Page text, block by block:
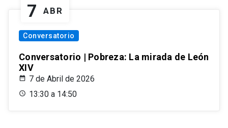
7 ABR
Conversatorio
Conversatorio | Pobreza: La mirada de León
XIV
7 de Abril de 2026
13:30 a 14:50